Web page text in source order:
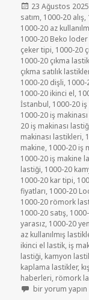
Yayın
tarihi
23 Ağustos 2025
satım, 1000-20 alış,
1000-20 az
1000-20 Beko
çeker tipi, 1000-20
1000-20 çıkma
çıkma satılık
1000-20 dişli,
1000-20 ikinci el,
İstanbul, 1000-20
1000-20 iş
20 iş makinası
makinası lastikleri,
makine, 1000-20 iş
1000-20 iş makine
lastiği, 1000-20
1000-20 kar tipi,
fiyatları, 1000-20
1000-20 römork
1000-20 satış,
yarasız, 1000-20
az kullanılmış
ikinci el lastik, iş
lastiği, kamyon
kaplama lastikler,
haberleri, römork
AZ
bir yorum yapın